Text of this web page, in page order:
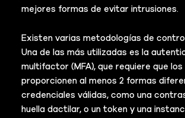
mejores formas de evitar intrusiones.
Existen varias metodologías de
Una de las más utilizadas es la
multifactor (MFA), que requiere que los
proporcionen al menos 2 formas
credenciales válidas, como una
huella dactilar, o un token y una